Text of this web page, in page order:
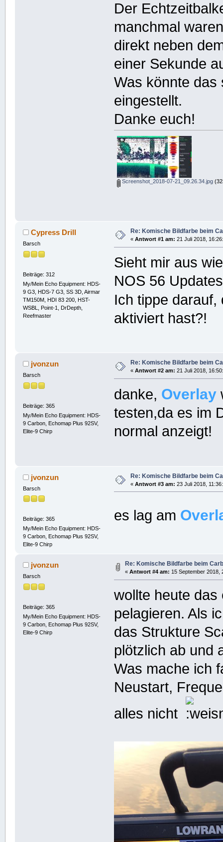
Der
manchmal
direkt neben
einer Sekunde
Was könnte das
eingestellt.
Danke euch!
Screenshot_2018-07-21_09.26.34.jpg
Cypress Drill
Barsch
Beiträge: 312
My/Mein Echo Equipment: HDS-
9 G3, HDS-7 G3, SS 3D, Airmar
TM150M, HDI 83 200, HST-
WSBL, Point-1, DrDepth,
Reefmaster
Re: Komische Bildfarbe beim
« Antwort #1 am: 21 Juli 2018,
Sieht mir aus
NOS 56
Ich tippe
aktiviert hast?!
jvonzun
Barsch
Beiträge: 365
My/Mein Echo Equipment: HDS-
9 Carbon, Echomap Plus 92SV,
Elite-9 Chirp
Re: Komische Bildfarbe beim
« Antwort #2 am: 21 Juli 2018,
danke, Overlay
testen,da es im
normal anzeigt!
jvonzun
Barsch
Beiträge: 365
My/Mein Echo Equipment: HDS-
9 Carbon, Echomap Plus 92SV,
Elite-9 Chirp
Re: Komische Bildfarbe beim
« Antwort #3 am: 23 Juli 2018,
es lag am
jvonzun
Barsch
Beiträge: 365
My/Mein Echo Equipment: HDS-
9 Carbon, Echomap Plus 92SV,
Elite-9 Chirp
Re: Komische Bildfarbe beim
« Antwort #4 am: 15 September 2018,
wollte heute
pelagieren. Als
das Strukture
plötzlich ab und
Was mache ich
Neustart,
alles nicht